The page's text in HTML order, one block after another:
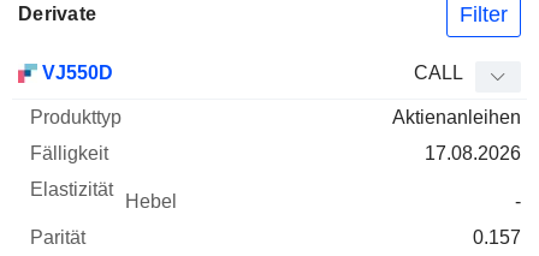
Derivate Filter
WKN Typ Hebel Parität
VJ550D CALL
Aktienanleihen
17.08.2026
-
0.157